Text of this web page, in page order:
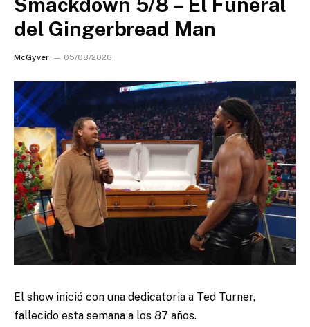
del Gingerbread Man
McGyver 05/08/2026
El show inició con una dedicatoria a Ted Turner,
fallecido esta semana a los 87 años.